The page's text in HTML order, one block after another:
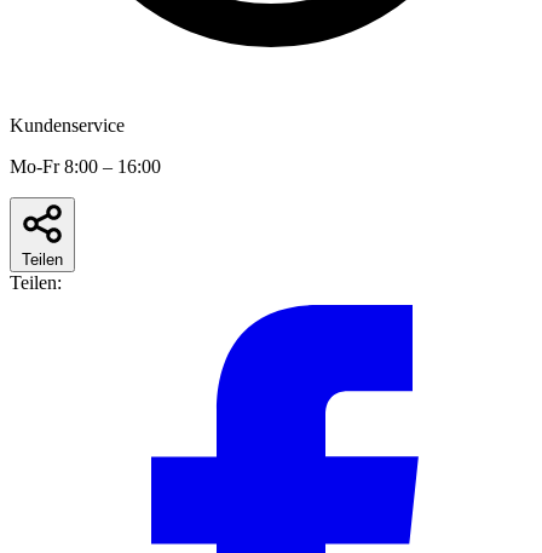
Kundenservice
Mo-Fr 8:00 – 16:00
Teilen
Teilen: